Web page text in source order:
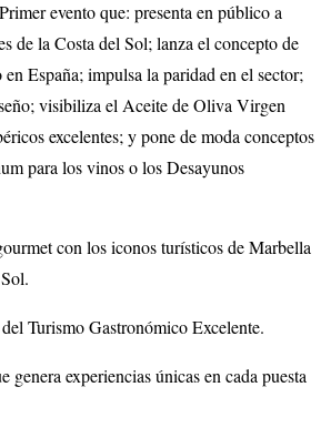
evento que: presenta en público a
de la Costa del Sol; lanza el concepto de
España; impulsa la paridad en el sector;
visibiliza el Aceite de Oliva Virgen
excelentes; y pone de moda conceptos
para los vinos o los Desayunos
con los iconos turísticos de Marbella
Turismo Gastronómico Excelente.
genera experiencias únicas en cada puesta